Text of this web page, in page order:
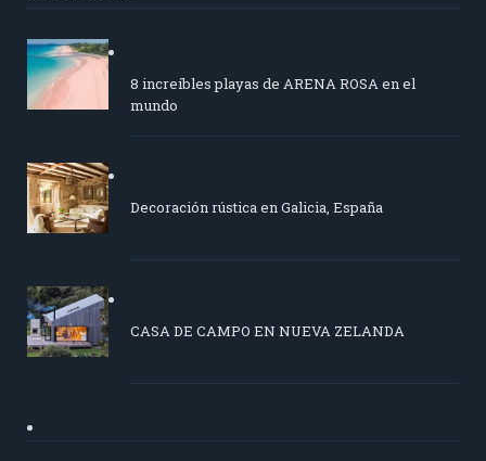
8 increíbles playas de ARENA ROSA en el
mundo
Decoración rústica en Galicia, España
CASA DE CAMPO EN NUEVA ZELANDA